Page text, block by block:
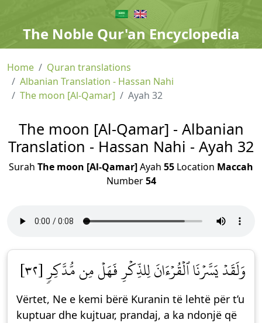
The Noble Qur'an Encyclopedia
Home
Quran translations
Albanian Translation - Hassan Nahi
The moon [Al-Qamar]
Ayah 32
The moon [Al-Qamar] - Albanian
Translation - Hassan Nahi - Ayah 32
Surah The moon [Al-Qamar]Ayah 55 Location Maccah
Number54
وَلَقَدۡ يَسَّرۡنَا ٱلۡقُرۡءَانَ لِلذِّكۡرِ فَهَلۡ مِن مُّدَّكِرٖ [٣٢]
Vërtet, Ne e kemi bërë Kuranin të lehtë për t’u
kuptuar dhe kujtuar, prandaj, a ka ndonjë që